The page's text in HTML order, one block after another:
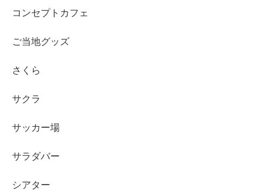
コンセプトカフェ
ご当地グッズ
さくら
サクラ
サッカー場
サラダバー
シアター